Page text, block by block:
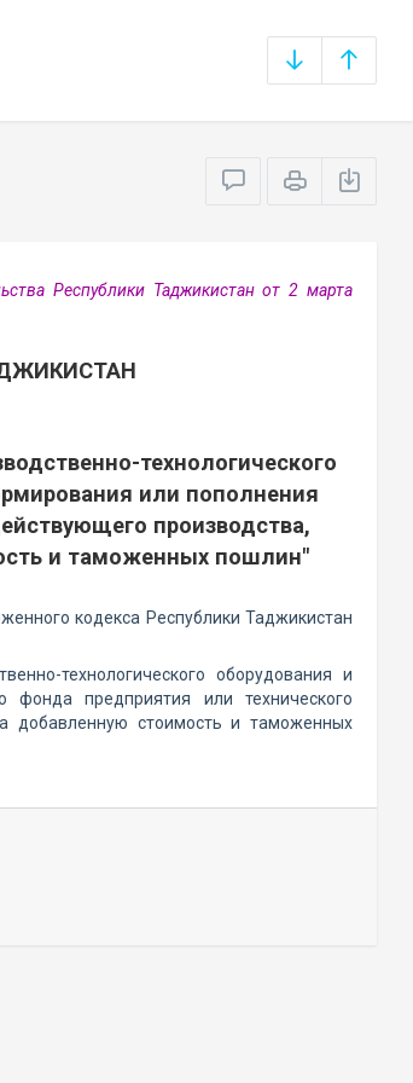
Республики Таджикистан от 2 марта
технологического
или пополнения
производства,
и таможенных пошлин"
кодекса Республики Таджикистан
технологического оборудования и
фонда предприятия или технического
добавленную стоимость и таможенных